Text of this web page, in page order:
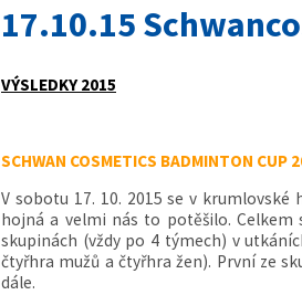
17.10.15
VÝSLEDKY 2015
SCHWAN COSMETICS BADMINTON CUP
V sobotu 17. 10. 2015 se v
hojná a velmi nás to potěšilo. Celkem
skupinách (vždy po 4 týmech) v
čtyřhra mužů a čtyřhra žen). První ze
dále.